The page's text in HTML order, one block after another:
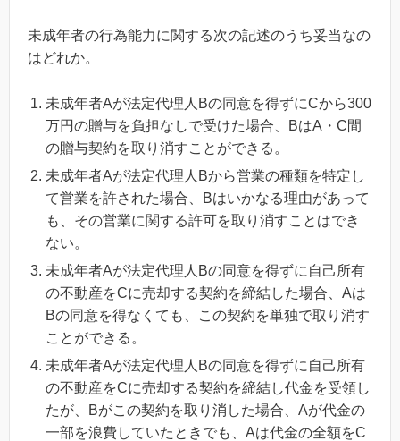
未成年者の行為能力に関する次の記述のうち妥当なの
はどれか。
未成年者Aが法定代理人Bの同意を得ずにCから300
万円の贈与を負担なしで受けた場合、BはA・C間
の贈与契約を取り消すことができる。
未成年者Aが法定代理人Bから営業の種類を特定し
て営業を許された場合、Bはいかなる理由があって
も、その営業に関する許可を取り消すことはでき
ない。
未成年者Aが法定代理人Bの同意を得ずに自己所有
の不動産をCに売却する契約を締結した場合、Aは
Bの同意を得なくても、この契約を単独で取り消す
ことができる。
未成年者Aが法定代理人Bの同意を得ずに自己所有
の不動産をCに売却する契約を締結し代金を受領し
たが、Bがこの契約を取り消した場合、Aが代金の
一部を浪費していたときでも、Aは代金の全額をC